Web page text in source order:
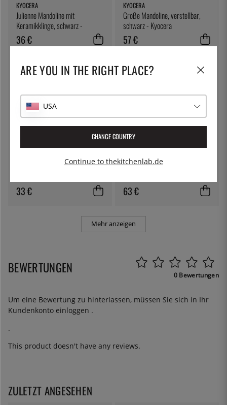
KYOCERA
Julienne Mandoline mit
Keramikklinge, schwarz -
Kyocera
36 €
KYOCERA
Große Mandoline, verstellbar,
schwarz - Kyocera
57 €
Abtropfgitter, GN 1/2 - Exxent
33 €
TELLIER
Holzmandoline - Tellier
63 €
Mehr anzeigen
BEWERTUNGEN 0 Bewertungen
Um eine Bewertung zu hinterlassen, müssen Sie sich in Ihr
Kundenkonto einloggen .
.
This product doesn't have any reviews.
ZULETZT ANGESEHEN
ARE YOU IN THE RIGHT PLACE?
USA
CHANGE COUNTRY
Continue to thekitchenlab.de